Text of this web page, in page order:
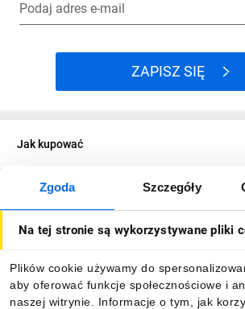
Zgoda Szczegóły
Na tej stronie są wykorzystywane pliki
Plików cookie używamy do
aby oferować funkcje społecznościowe i
naszej witrynie. Informacje o tym, jak
Podaj adres e-mail
ZAPISZ SIĘ
Jak kupować
O firmie
Informacje